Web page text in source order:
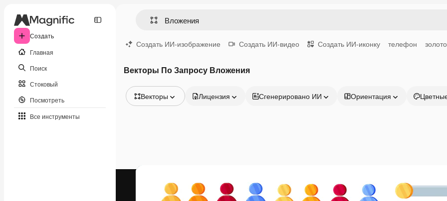
Создать
Главная
Поиск
Стоковый
Посмотреть
Все инструменты
Создать ИИ-изображение Создать ИИ-видео Создать ИИ-иконку телефон золото
Векторы По Запросу Вложения
Векторы
Видео
Моушн-дизайн
Видеошаблоны
Лицензия Сгенерировано ИИ Ориентация